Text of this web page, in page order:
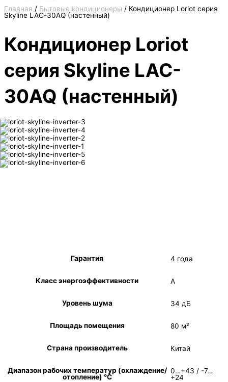
Главная / Бытовые кондиционеры / Кондиционер Loriot серия
Skyline LAC-30AQ (настенный)
Кондиционер Loriot
серия Skyline LAC-
30AQ (настенный)
Гарантия 4 года
Класс энергоэффективности A
Уровень шума 34 дБ
Площадь помещения 80 м²
Страна производитель Китай
Диапазон рабочих температур (охлаждение/
отопление) °C
0…+43 / -7…
+24